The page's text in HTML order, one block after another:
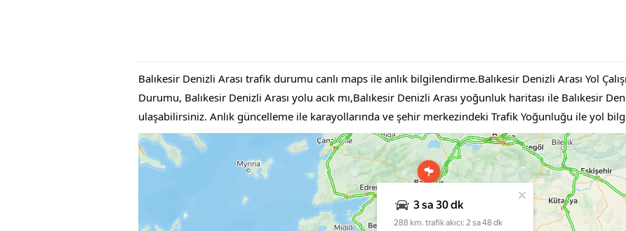
Balıkesir Denizli Arası trafik durumu canlı maps ile anlık bilgilendirme.Balıkesir Denizli Arası Yol
Durumu, Balıkesir Denizli Arası yolu acık mı,Balıkesir Denizli Arası yoğunluk haritası ile Balıkesir
ulaşabilirsiniz. Anlık güncelleme ile karayollarında ve şehir merkezindeki Trafik Yoğunluğu ile yol